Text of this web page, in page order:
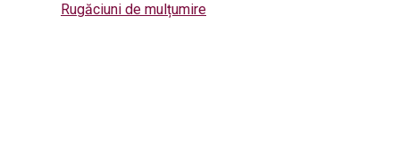
Rugăciuni de mulțumire